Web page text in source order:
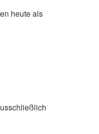
heute als